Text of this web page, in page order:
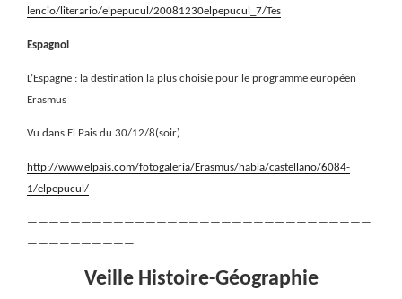
lencio/literario/elpepucul/20081230elpepucul_7/Tes
Espagnol
L’Espagne : la destination la plus choisie pour le programme européen
Erasmus
Vu dans El Pais du 30/12/8(soir)
http://www.elpais.com/fotogaleria/Erasmus/habla/castellano/6084-
1/elpepucul/
————————————————————————————————
——————————
Veille Histoire-Géographie